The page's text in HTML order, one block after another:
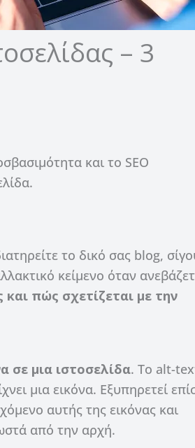
– 3
και το SEO
το δικό σας blog,
κείμενο όταν
και πώς σχετίζεται με την
σε μια ιστοσελίδα. Το alt-
μια εικόνα. Εξυπηρετεί
αυτής της εικόνας και
από την αρχή.